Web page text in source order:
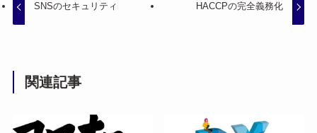
SNSのセキュリティ HACCPの完全義務化
関連記事